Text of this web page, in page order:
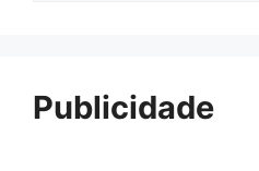
Publicidade